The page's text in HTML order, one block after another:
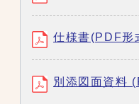
仕様書(PDF
別添図面資料